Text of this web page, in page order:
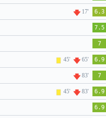
17' 6.3
7.5
7
45' 65' 6.9
83' 7
45' 83' 6.9
6.9